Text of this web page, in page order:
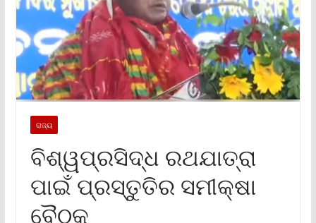
ରାଜ୍ୟ
ବିଶ୍ୱପ୍ରସିଦ୍ଧ ରଥଯାତ୍ରା
ପାଇଁ ପ୍ରସ୍ତୁତିର ସମୀକ୍ଷା
ବୈଠକ